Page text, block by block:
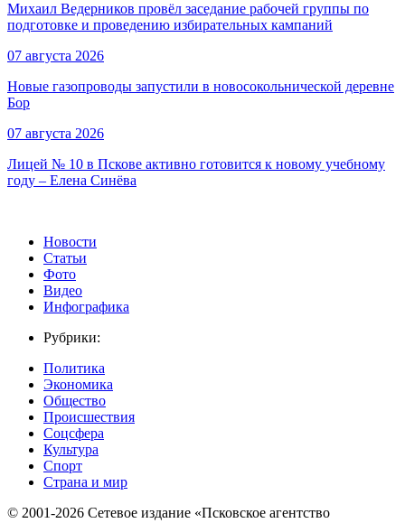
Михаил Ведерников провёл заседание рабочей группы по
подготовке и проведению избирательных кампаний
07 августа 2026
Новые газопроводы запустили в новосокольнической деревне
Бор
07 августа 2026
Лицей № 10 в Пскове активно готовится к новому учебному
году – Елена Синёва
Новости
Статьи
Фото
Видео
Инфографика
Рубрики:
Политика
Экономика
Общество
Происшествия
Соцсфера
Культура
Спорт
Страна и мир
© 2001-2026 Сетевое издание «Псковское агентство